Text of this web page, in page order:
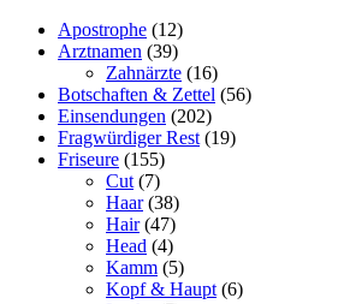
Apostrophe (12)
Arztnamen (39)
Zahnärzte (16)
Botschaften & Zettel (56)
Einsendungen (202)
Fragwürdiger Rest (19)
Friseure (155)
Cut (7)
Haar(38)
Hair(47)
Head (4)
Kamm (5)
Kopf & Haupt (6)